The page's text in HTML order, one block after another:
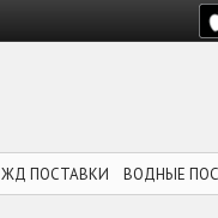
ЖД ПОСТАВКИ ВОДНЫЕ